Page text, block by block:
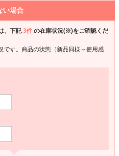
い場合
、下記3件 の在庫状況(※)をご確認くだ
す。商品の状態（新品同様～使用感